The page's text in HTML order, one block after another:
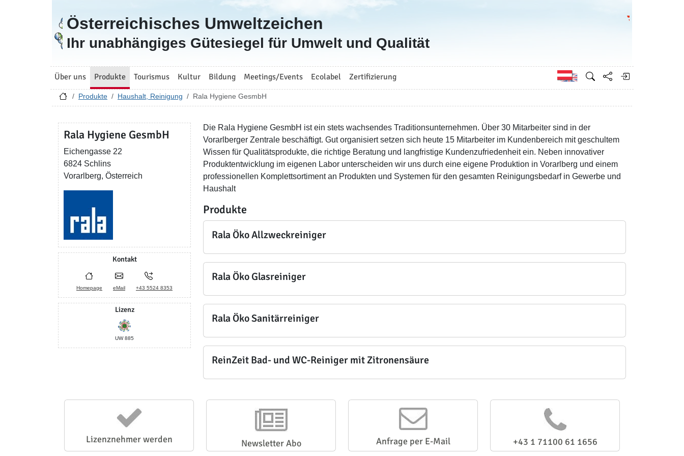
Zur Startseite
Österreichisches Umweltzeichen
Ihr unabhängiges Gütesiegel für Umwelt und Qualität
Über uns Produkte Tourismus Kultur Bildung Meetings/Events Ecolabel Zertifizierung Englisch
Produkte Haushalt, Reinigung Rala Hygiene GesmbH
Rala Hygiene GesmbH
Eichengasse 22
6824 Schlins
Vorarlberg, Österreich
Kontakt
Homepage eMail +43 5524 8353
Lizenz
UW 885
Die Rala Hygiene GesmbH ist ein stets wachsendes Traditionsunternehmen. Über 30 Mitarbeiter sind in der
Vorarlberger Zentrale beschäftigt. Gut organisiert setzen sich heute 15 Mitarbeiter im Kundenbereich mit geschultem
Wissen für Qualitätsprodukte, die richtige Beratung und langfristige Kundenzufriedenheit ein. Neben innovativer
Produktentwicklung im eigenen Labor unterscheiden wir uns durch eine eigene Produktion in Vorarlberg und einem
professionellen Komplettsortiment an Produkten und Systemen für den gesamten Reinigungsbedarf in Gewerbe und
Haushalt
Produkte
Rala Öko Allzweckreiniger
Rala Öko Glasreiniger
Rala Öko Sanitärreiniger
ReinZeit Bad- und WC-Reiniger mit Zitronensäure
Lizenznehmer werden Newsletter Abo Anfrage per E-Mail +43 1 71100 61 1656